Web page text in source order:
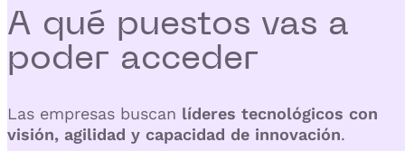
A qué puestos vas a
poder acceder
Las empresas buscan líderes tecnológicos con
visión, agilidad y capacidad de innovación.